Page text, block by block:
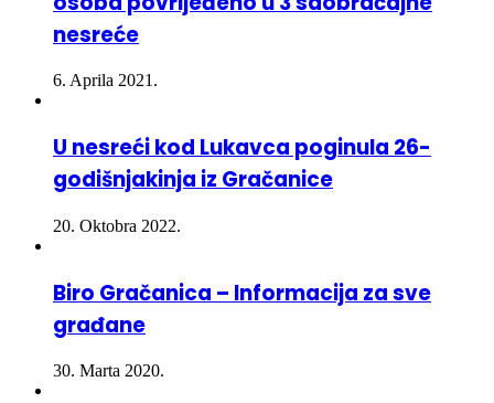
6. Aprila 2021.
godišnjakinja iz Gračanice
20. Oktobra 2022.
građane
30. Marta 2020.